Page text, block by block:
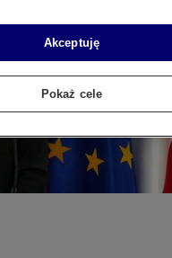
Akceptuję
Pokaż cele